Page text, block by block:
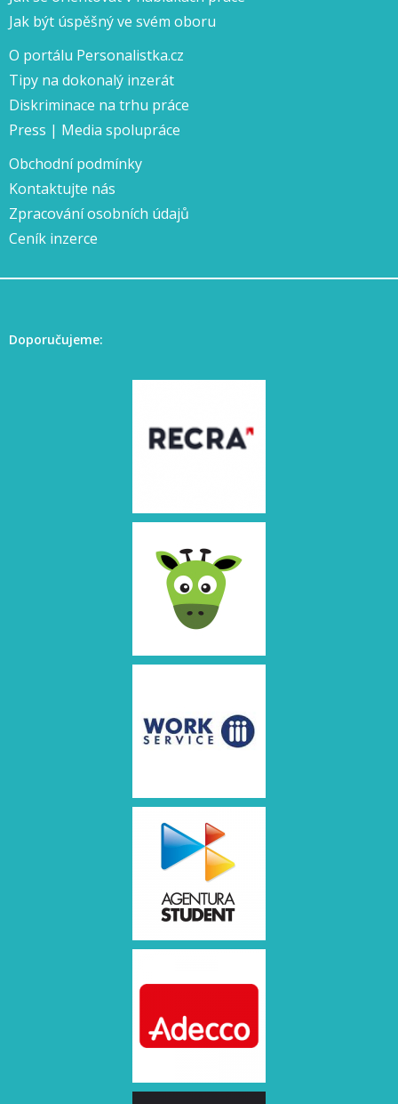
Jak být úspěšný ve svém oboru
O portálu Personalistka.cz
Tipy na dokonalý inzerát
Diskriminace na trhu práce
Press | Media spolupráce
Obchodní podmínky
Kontaktujte nás
Zpracování osobních údajů
Ceník inzerce
Doporučujeme: